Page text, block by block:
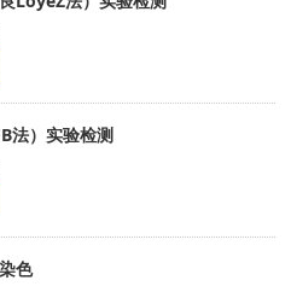
法）实验检测
色